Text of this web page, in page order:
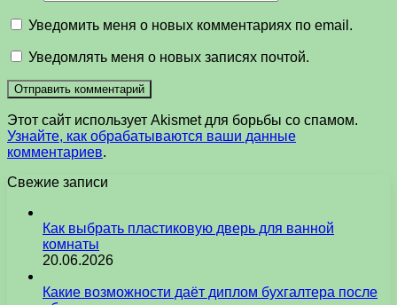
Уведомить меня о новых комментариях по email.
Уведомлять меня о новых записях почтой.
Этот сайт использует Akismet для борьбы со спамом.
Узнайте, как обрабатываются ваши данные
комментариев.
Свежие записи
Как выбрать пластиковую дверь для ванной
комнаты
20.06.2026
Какие возможности даёт диплом бухгалтера после